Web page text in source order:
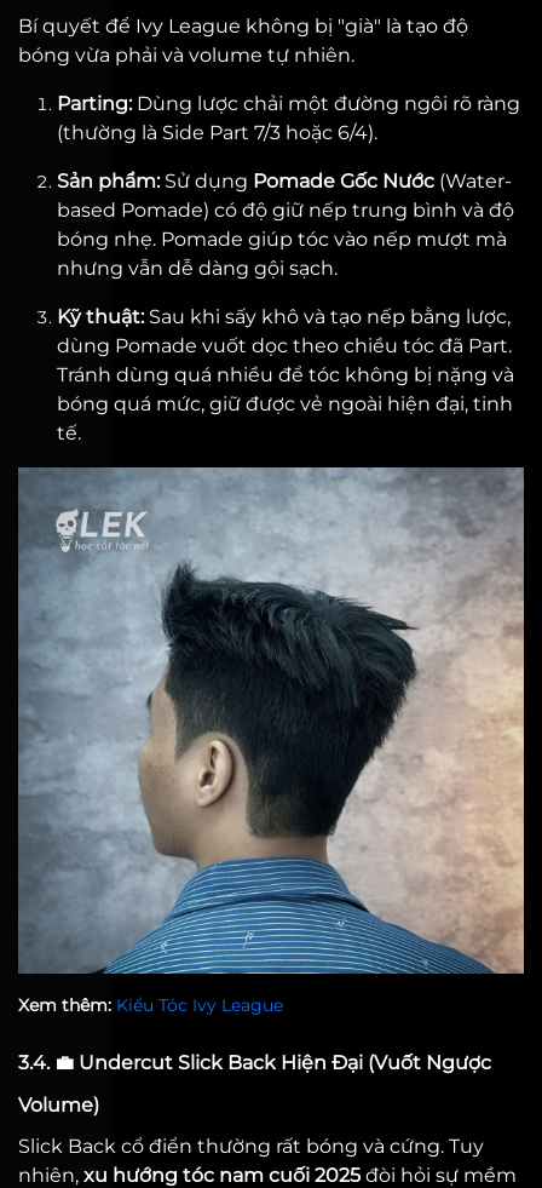
Bí quyết để Ivy League không bị "già" là tạo độ
bóng vừa phải và volume tự nhiên.
Parting:Dùng lược chải một đường ngôi rõ ràng
(thường là Side Part 7/3 hoặc 6/4).
Sản phẩm:Sử dụng Pomade Gốc Nước (Water-
based Pomade) có độ giữ nếp trung bình và độ
bóng nhẹ. Pomade giúp tóc vào nếp mượt mà
nhưng vẫn dễ dàng gội sạch.
Kỹ thuật:Sau khi sấy khô và tạo nếp bằng lược,
dùng Pomade vuốt dọc theo chiều tóc đã Part.
Tránh dùng quá nhiều để tóc không bị nặng và
bóng quá mức, giữ được vẻ ngoài hiện đại, tinh
tế.
Xem thêm: Kiểu Tóc Ivy League
3.4. 💼 Undercut Slick Back Hiện Đại (Vuốt Ngược
Volume)
Slick Back cổ điển thường rất bóng và cứng. Tuy
nhiên, xu hướng tóc nam cuối 2025 đòi hỏi sự mềm